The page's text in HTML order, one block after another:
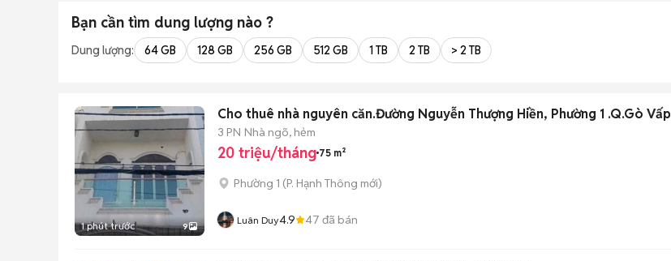
Bạn cần tìm dung lượng nào ?
Dung lượng: 64 GB 128 GB 256 GB 512 GB 1 TB 2 TB > 2 TB
1 phút trước 9
Cho thuê nhà nguyên căn.Đường Nguyễn Thượng Hiền, Phường 1 .Q.Gò Vấp
3 PN Nhà ngõ, hẻm
20 triệu/tháng 75 m²
Phường 1 (P. Hạnh Thông mới)
Luân Duy4.9 47 đã bán